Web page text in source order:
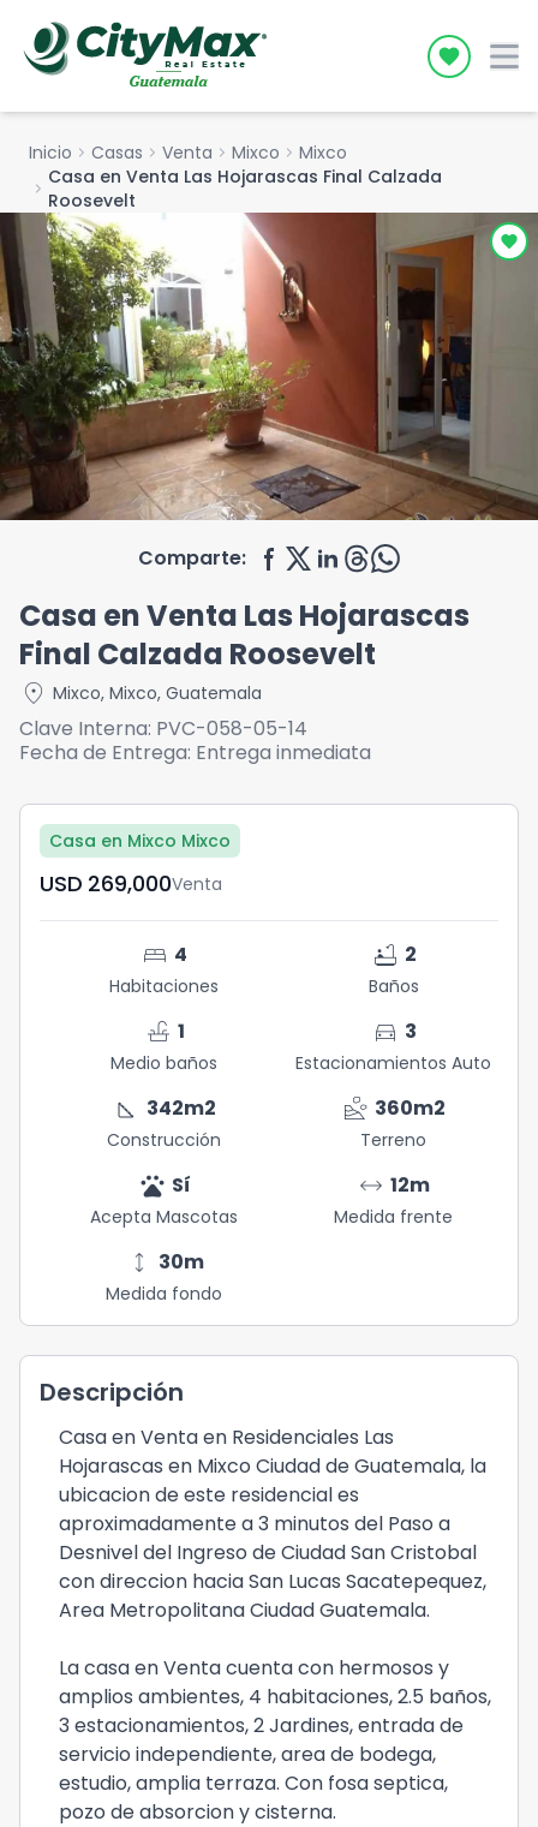
Icon
Inicio chevron_right Casas chevron_right Venta chevron_right Mixco chevron_right Mixco
chevron_right Casa en Venta Las Hojarascas Final Calzada
Roosevelt
Comparte:
Casa en Venta Las Hojarascas
Final Calzada Roosevelt
location_on Mixco, Mixco, Guatemala
Clave Interna: PVC-058-05-14
Fecha de Entrega: Entrega inmediata
Casa en Mixco Mixco
USD	269,000Venta
bed 4
Habitaciones
bathtub 2
Baños
faucet 1
Medio baños
directions_car 3
Estacionamientos Auto
square_foot 342m2
Construcción
landslide 360m2
Terreno
pets Sí
Acepta Mascotas
arrow_range 12m
Medida frente
height 30m
Medida fondo
Descripción
Casa en Venta en Residenciales Las
Hojarascas en Mixco Ciudad de Guatemala, la
ubicacion de este residencial es
aproximadamente a 3 minutos del Paso a
Desnivel del Ingreso de Ciudad San Cristobal
con direccion hacia San Lucas Sacatepequez,
Area Metropolitana Ciudad Guatemala.
La casa en Venta cuenta con hermosos y
amplios ambientes, 4 habitaciones, 2.5 baños,
3 estacionamientos, 2 Jardines, entrada de
servicio independiente, area de bodega,
estudio, amplia terraza. Con fosa septica,
pozo de absorcion y cisterna.